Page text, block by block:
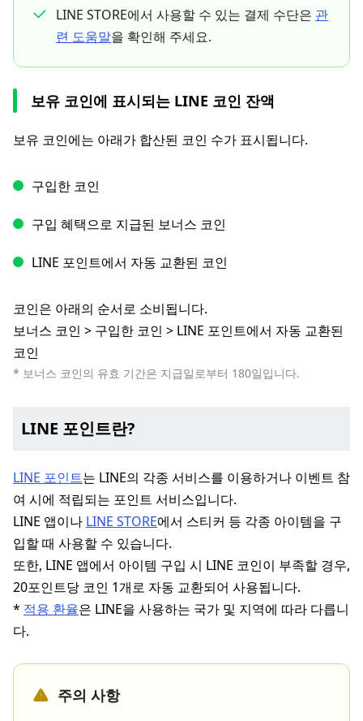
LINE STORE에서 사용할 수 있는 결제 수단은 관
련 도움말을 확인해 주세요.
보유 코인에 표시되는 LINE 코인 잔액
보유 코인에는 아래가 합산된 코인 수가 표시됩니다.
구입한 코인
구입 혜택으로 지급된 보너스 코인
LINE 포인트에서 자동 교환된 코인
코인은 아래의 순서로 소비됩니다.
보너스 코인 > 구입한 코인 > LINE 포인트에서 자동 교환된
코인
* 보너스 코인의 유효 기간은 지급일로부터 180일입니다.
LINE 포인트란?
LINE 포인트는 LINE의 각종 서비스를 이용하거나 이벤트 참
여 시에 적립되는 포인트 서비스입니다.
LINE 앱이나 LINE STORE에서 스티커 등 각종 아이템을 구
입할 때 사용할 수 있습니다.
또한, LINE 앱에서 아이템 구입 시 LINE 코인이 부족할 경우,
20포인트당 코인 1개로 자동 교환되어 사용됩니다.
* 적용 환율은 LINE을 사용하는 국가 및 지역에 따라 다릅니
다.
주의 사항